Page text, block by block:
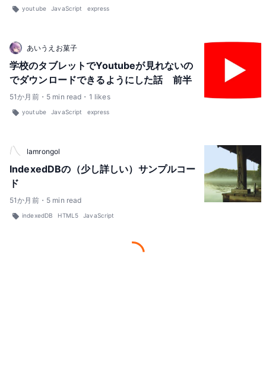
youtube JavaScript express
あいうえお菓子
学校のタブレットでYoutubeが見れないの
でダウンロードできるようにした話 前半
51か月前・ 5 min read ・ 1 likes
youtube JavaScript express
lamrongol
IndexedDBの（少し詳しい）サンプルコー
ド
51か月前・ 5 min read
indexedDB HTML5 JavaScript